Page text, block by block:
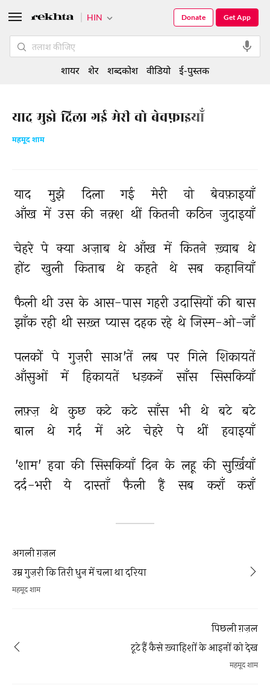
याद मुझे दिला गई मेरी वो बेवफ़ाइयाँ
महमूद शाम
याद मुझे दिला गई मेरी वो बेवफ़ाइयाँ
आँख में उस की नक़्श थीं कितनी कठिन जुदाइयाँ
चेहरे पे क्या अज़ाब थे आँख में कितने ख़्वाब थे
होंट खुली किताब थे कहते थे सब कहानियाँ
फैली थी उस के आस-पास गहरी उदासियों की बास
झाँक रही थी सख़्त प्यास दहक रहे थे जिस्म-ओ-जाँ
पलकों पे गुज़री साअ'तें लब पर गिले शिकायतें
आँसुओं
में हिकायतें धड़कनें साँस सिसकियाँ
लफ़्ज़ थे कुछ कटे कटे साँस भी थे बटे बटे
बाल
थे गर्द में अटे चेहरे पे थीं हवाइयाँ
'शाम' हवा की सिसकियाँ दिन के लहू की सुर्ख़ियाँ
दर्द-भरी
ये दास्ताँ फैली हैं सब कराँ कराँ
अगली ग़ज़ल
उम्र गुज़री कि तिरी धुन में चला था दरिया
महमूद शाम
पिछली ग़ज़ल
टूटे हैं कैसे ख़्वाहिशों के आइनों को देख
महमूद शाम
HIN Get App
Donate
शायर शेर शब्दकोश वीडियो ई-पुस्तक